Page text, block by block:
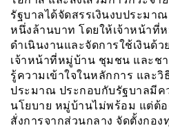
รัฐบาลได้จัดสรรเงินงบประมา
หนึ่งล้านบาท โดยให้เจ้าหน้าที่
ดำเนินงานและจัดการใช้เงินด้
เจ้าหน้าที่หมู่บ้าน ชุมชน และช
รู้ความเข้าใจในหลักการ และวิ
ประมาณ ประกอบกับรัฐบาลมีค
นโยบาย หมู่บ้านไม่พร้อม แต่ต้อ
สั่งการจากส่วนกลาง จัดตั้งกอง